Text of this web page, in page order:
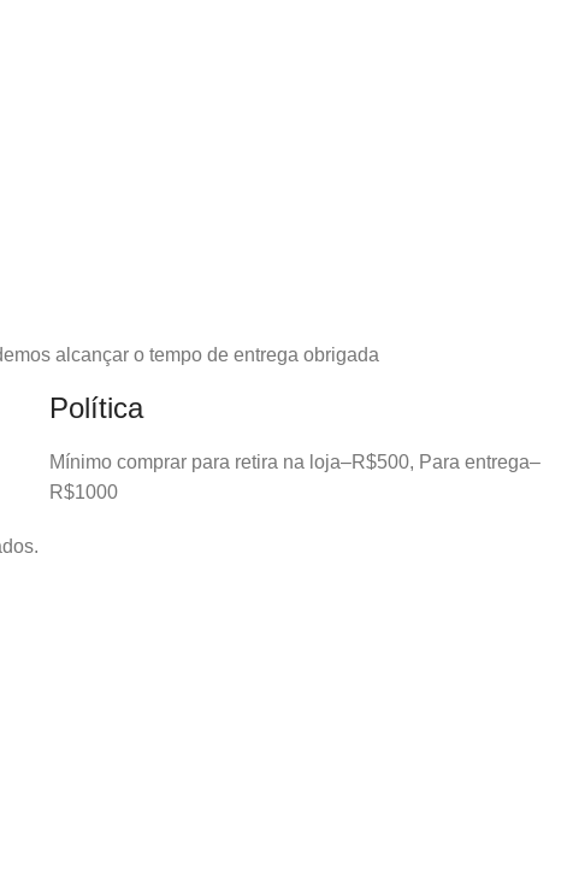
alcançar o tempo de entrega obrigada
Política
Mínimo comprar para retira na loja–R$500, Para entrega–
R$1000